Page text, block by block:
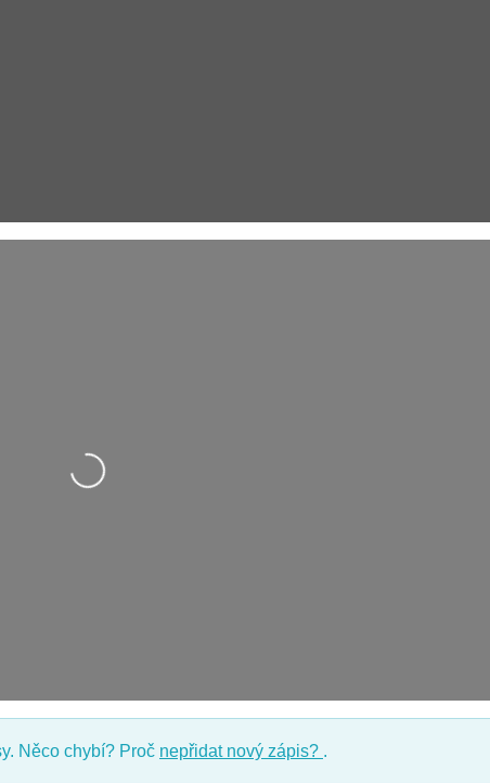
Nahrávání….
Něco chybí? Proč nepřidat nový zápis? .